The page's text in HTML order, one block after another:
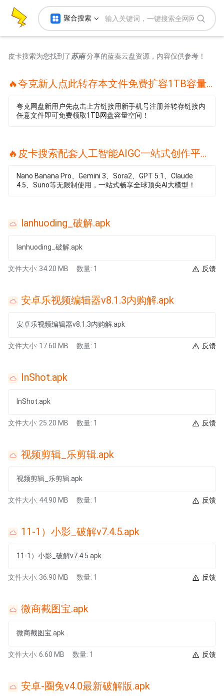
聚合搜索
皮卡搜索为您找到了苏南分享的蓝奏云盘资源，内容仅供参考！
🔥夸克新人点此转存本文件免费扩容1TB容量🔥
夸克网盘新用户先点击上方链接用新手机号注册并转存链接内
任意文件即可免费领取1TB网盘容量空间！
🔥皮卡搜索配套人工智能AIGC一站式创作平台🔥
Nano Banana Pro、Gemini 3、Sora2、GPT 5.1、Claude
4.5、Suno等无限制使用，一站式畅享全球顶尖AI大模型！
lanhuoding_破解.apk
lanhuoding_破解.apk
文件大小: 34.20 MB 数量: 1 反馈
安卓乐视频编辑器v8.1.3内购解.apk
安卓乐视频编辑器v8.1.3内购解.apk
文件大小: 17.60 MB 数量: 1 反馈
InShot.apk
InShot.apk
文件大小: 25.20 MB 数量: 1 反馈
视频剪辑_乐剪辑.apk
视频剪辑_乐剪辑.apk
文件大小: 44.90 MB 数量: 1 反馈
11-1）小影_破解v7.4.5.apk
11-1）小影_破解v7.4.5.apk
文件大小: 36.90 MB 数量: 1 反馈
微商截图宝.apk
微商截图宝.apk
文件大小: 6.60 MB 数量: 1 反馈
安卓-圈兔v4.0最新破解版.apk